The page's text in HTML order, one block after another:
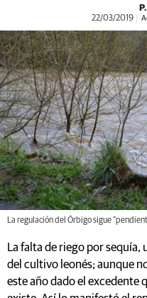
22/03/2019
La regulación del Órbigo sigue
La falta de riego por
del cultivo leonés; aunque
este año dado el excedente